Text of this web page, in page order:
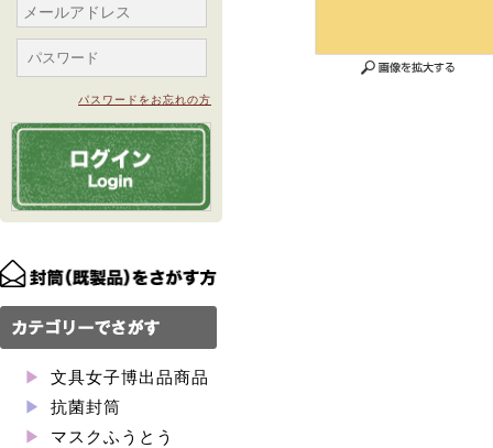
パスワードをお忘れの方
文具女子博出品商品
抗菌封筒
マスクふうとう